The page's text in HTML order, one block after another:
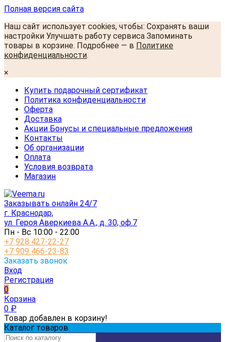
Полная версия сайта
Наш сайт использует cookies, чтобы: Сохранять ваши
настройки Улучшать работу сервиса Запоминать
товары в корзине. Подробнее — в Политике
конфиденциальности.
×
Купить подарочный сертификат
Политика конфиденциальности
Оферта
Доставка
Акции Бонусы и специальные предложения
Контакты
Об организации
Оплата
Условия возврата
Магазин
Заказывать онлайн 24/7
г. Краснодар,
ул. Героя Аверкиева А.А., д. 30, оф.7
Пн - Вс 10:00 - 22:00
+7 928 427-22-27
+7 909 466-23-83
Заказать звонок
Вход
Регистрация
0
Корзина
0 ₽
Товар добавлен в корзину!
Каталог товаров